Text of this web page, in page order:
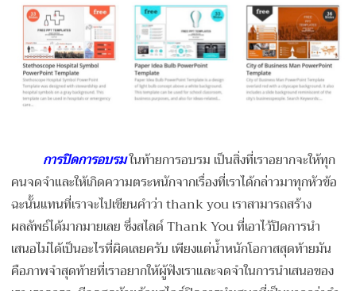
การปิดการอบรมในท้ายการอบรม เป็นสิ่งที่เราอยากจะให้ทุก
คนจดจำและให้เกิดความตระหนักจากเรื่องที่เราได้กล่าวมาทุกหัวข้อ
ฉะนั้นแทนที่เราจะไปเขียนคำว่า thank you เราสามารถสร้าง
ผลลัพธ์ได้มากมายเลย ซึ่งสไลด์ Thank You ที่เอาไว้ปิดการนำ
เสนอไม่ได้เป็นอะไรที่ผิดเลยครับ เพียงแต่น้ำหนักโอกาสสุดท้ายมัน
คือภาพจำสุดท้ายที่เราอยากให้ผู้ฟังเราและจดจำในการนำเสนอของ